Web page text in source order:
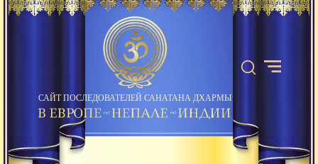
САЙТ ПОСЛЕДОВАТЕЛЕЙ САНАТАНА ДХАРМЫ